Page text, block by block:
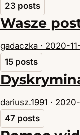
23 posts
Wasze
gadaczka · 2020-
15 posts
dariusz.1991 ·
47 posts